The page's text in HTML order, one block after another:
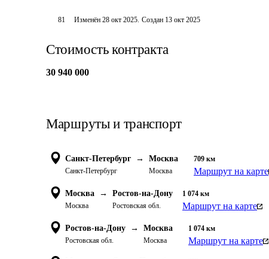
81 Изменён28 окт 2025. Создан 13 окт 2025
Стоимость контракта
30 940 000
Маршруты и транспорт
Санкт-Петербург →
Санкт-Петербург
Москва
Москва
709 км
Маршрут на карте
Москва →
Москва
Ростов-на-Дону
Ростовская обл.
1 074 км
Маршрут на карте
Ростов-на-Дону →
Ростовская обл.
Москва
Москва
1 074 км
Маршрут на карте